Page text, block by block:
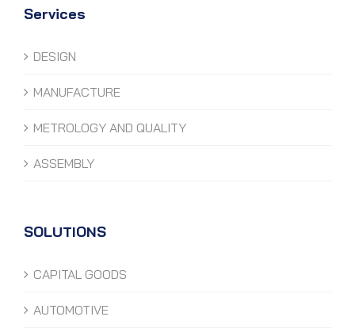
Services
DESIGN
MANUFACTURE
METROLOGY AND QUALITY
ASSEMBLY
SOLUTIONS
CAPITAL GOODS
AUTOMOTIVE